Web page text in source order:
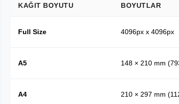
KAĞIT BOYUTU BOYUTLAR
Full Size 4096px x 4096px
A5 148 × 210 mm
A4 210 × 297 mm